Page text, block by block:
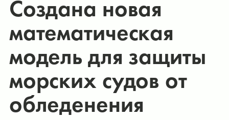
Создана новая
математическая
модель для защиты
морских судов от
обледенения